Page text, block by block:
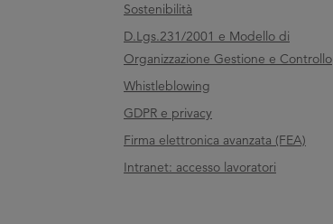
Sostenibilità
D.Lgs.231/2001 e Modello di
Organizzazione Gestione e Controllo
Whistleblowing
GDPR e privacy
Firma elettronica avanzata (FEA)
Intranet: accesso lavoratori